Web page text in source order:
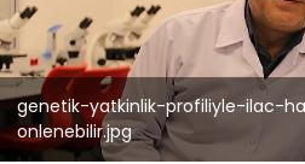
genetik-yatkinlik-profiliyle-ilac-
onlenebilir.jpg